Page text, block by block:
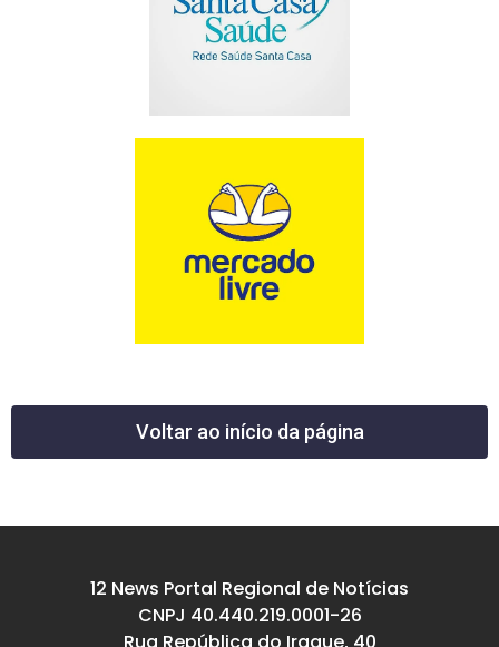
Voltar ao início da página
12 News Portal Regional de Notícias
CNPJ 40.440.219.0001-26
Rua República do Iraque, 40